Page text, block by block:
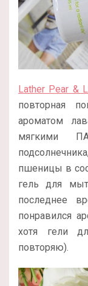
Lather Pear &
повторная
ароматом
мягкими
пшеницы в
гель для
последнее
понравился
хотя гели
повторяю).